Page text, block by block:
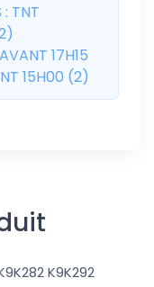
: TNT
17H15
15H00 (2)
K9K292